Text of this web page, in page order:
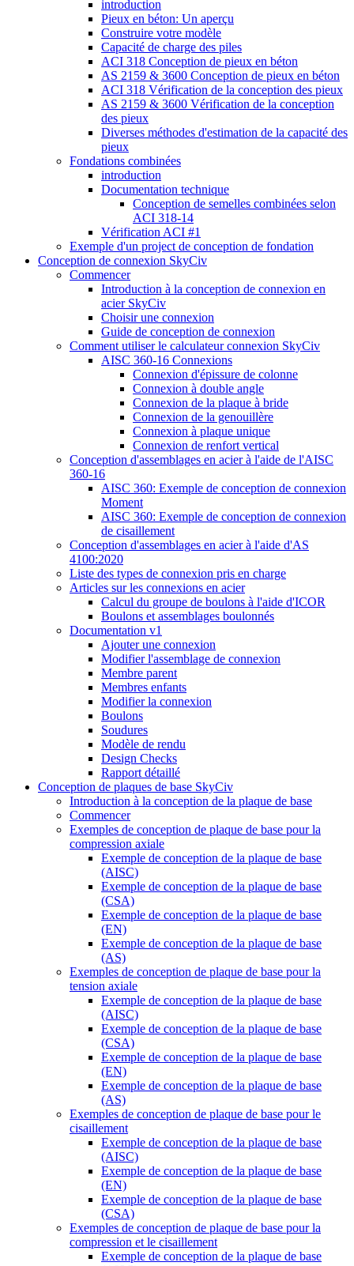
introduction
Pieux en béton: Un aperçu
Construire votre modèle
Capacité de charge des piles
ACI 318 Conception de pieux en béton
AS 2159 & 3600 Conception de pieux en béton
ACI 318 Vérification de la conception des pieux
AS 2159 & 3600 Vérification de la conception
des pieux
Diverses méthodes d'estimation de la capacité des
pieux
Fondations combinées
introduction
Documentation technique
Conception de semelles combinées selon
ACI 318-14
Vérification ACI #1
Exemple d'un project de conception de fondation
Conception de connexion SkyCiv
Commencer
Introduction à la conception de connexion en
acier SkyCiv
Choisir une connexion
Guide de conception de connexion
Comment utiliser le calculateur connexion SkyCiv
AISC 360-16 Connexions
Connexion d'épissure de colonne
Connexion à double angle
Connexion de la plaque à bride
Connexion de la genouillère
Connexion à plaque unique
Connexion de renfort vertical
Conception d'assemblages en acier à l'aide de l'AISC
360-16
AISC 360: Exemple de conception de connexion
Moment
AISC 360: Exemple de conception de connexion
de cisaillement
Conception d'assemblages en acier à l'aide d'AS
4100:2020
Liste des types de connexion pris en charge
Articles sur les connexions en acier
Calcul du groupe de boulons à l'aide d'ICOR
Boulons et assemblages boulonnés
Documentation v1
Ajouter une connexion
Modifier l'assemblage de connexion
Membre parent
Membres enfants
Modifier la connexion
Boulons
Soudures
Modèle de rendu
Design Checks
Rapport détaillé
Conception de plaques de base SkyCiv
Introduction à la conception de la plaque de base
Commencer
Exemples de conception de plaque de base pour la
compression axiale
Exemple de conception de la plaque de base
(AISC)
Exemple de conception de la plaque de base
(CSA)
Exemple de conception de la plaque de base
(EN)
Exemple de conception de la plaque de base
(AS)
Exemples de conception de plaque de base pour la
tension axiale
Exemple de conception de la plaque de base
(AISC)
Exemple de conception de la plaque de base
(CSA)
Exemple de conception de la plaque de base
(EN)
Exemple de conception de la plaque de base
(AS)
Exemples de conception de plaque de base pour le
cisaillement
Exemple de conception de la plaque de base
(AISC)
Exemple de conception de la plaque de base
(EN)
Exemple de conception de la plaque de base
(CSA)
Exemples de conception de plaque de base pour la
compression et le cisaillement
Exemple de conception de la plaque de base